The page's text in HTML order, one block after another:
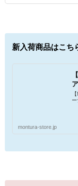
新入荷商品はこち
ー
montura-store.jp